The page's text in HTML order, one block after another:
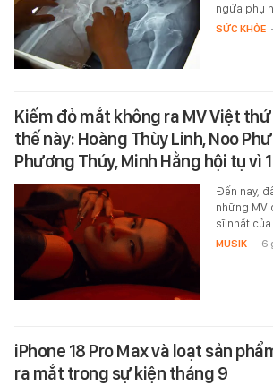
ngửa phụ
SỨC KHỎE
Kiếm đỏ mắt không ra MV Việt
thế này: Hoàng Thùy Linh, Noo
Phương Thúy, Minh Hằng hội tụ vì
Đến nay,
những MV
sĩ nhất của
MUSIK - 6
iPhone 18 Pro Max và loạt sản
ra mắt trong sự kiện tháng 9